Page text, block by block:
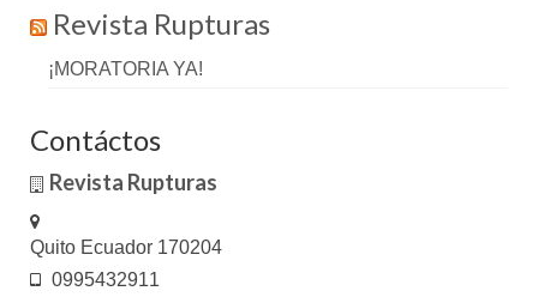
Revista Rupturas
¡MORATORIA YA!
Contáctos
Revista Rupturas
Quito Ecuador 170204
0995432911